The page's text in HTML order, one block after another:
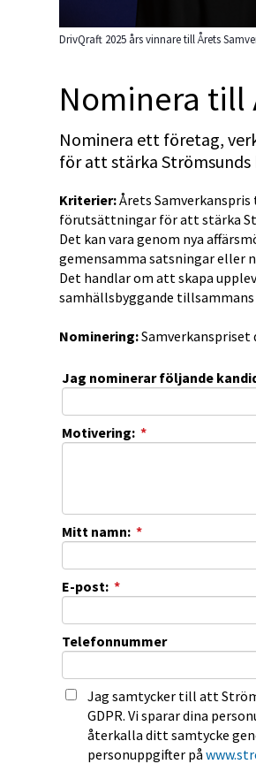
DrivQraft 2025 års vinnare till Årets
Nominera till
Nominera ett företag,
för att stärka
Kriterier: Årets
förutsättningar för att stärka
Det kan vara genom nya
gemensamma satsningar eller
Det handlar om att skapa
samhällsbyggande
Nominering: Samverkanspriset
Jag nominerar följande
Motivering: *(obligatorisk)
Mitt namn: *(obligatorisk)
E-post: *(obligatorisk)
Telefonnummer
Jag samtycker till att
GDPR. Vi sparar dina
återkalla ditt samtycke
personuppgifter på